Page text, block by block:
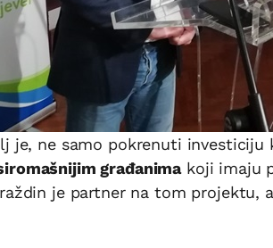
je, ne samo pokrenuti investiciju
građanimakoji imaju
je partner na tom